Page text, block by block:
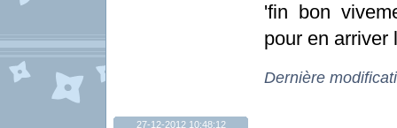
'fin bon
pour en arriver
Dernière
27-12-2012 10:48:12